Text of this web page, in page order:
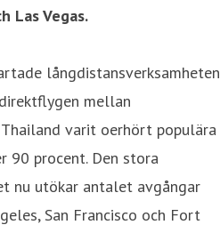
Las Vegas.
långdistansverksamheten
mellan
Thailand varit oerhört populära
90 procent. Den stora
nu utökar antalet avgångar
San Francisco och Fort